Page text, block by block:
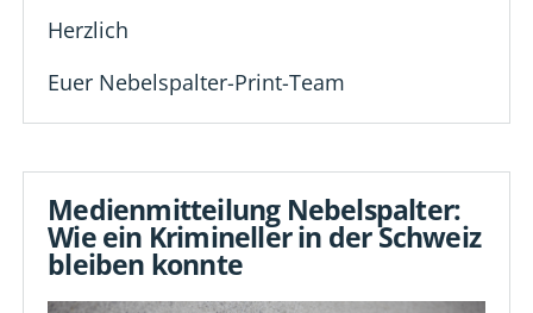
Herzlich
Euer Nebelspalter-Print-Team
Medienmitteilung Nebelspalter:
Wie ein Krimineller in der Schweiz
bleiben konnte